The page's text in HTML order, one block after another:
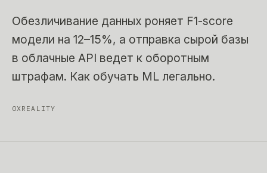
Обезличивание данных роняет F1-score
модели на 12–15%, а отправка сырой базы
в облачные API ведет к оборотным
штрафам. Как обучать ML легально.
0XREALITY